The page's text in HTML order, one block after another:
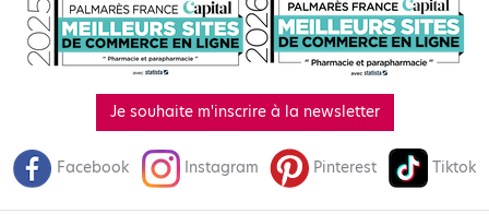
Je souhaite m'inscrire à la newsletter
Facebook Instagram Pinterest Tiktok